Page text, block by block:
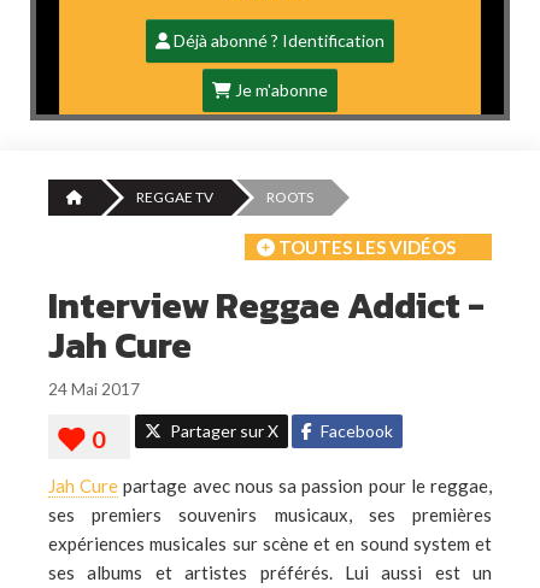
Déjà abonné ? Identification
Je m'abonne
REGGAE TV ROOTS
TOUTES LES VIDÉOS
Interview Reggae Addict -
Jah Cure
24 Mai 2017
Partager sur X Facebook
Jah Cure partage avec nous sa passion pour le reggae,
ses premiers souvenirs musicaux, ses premières
expériences musicales sur scène et en sound system et
ses albums et artistes préférés. Lui aussi est un